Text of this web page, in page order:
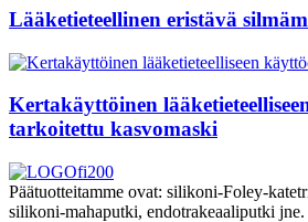
Lääketieteellinen eristävä
Kertakäyttöinen
tarkoitettu kasvomaski
Päätuotteitamme ovat: silikoni-Foley-
silikoni-mahaputki, endotrakeaaliputki jne.